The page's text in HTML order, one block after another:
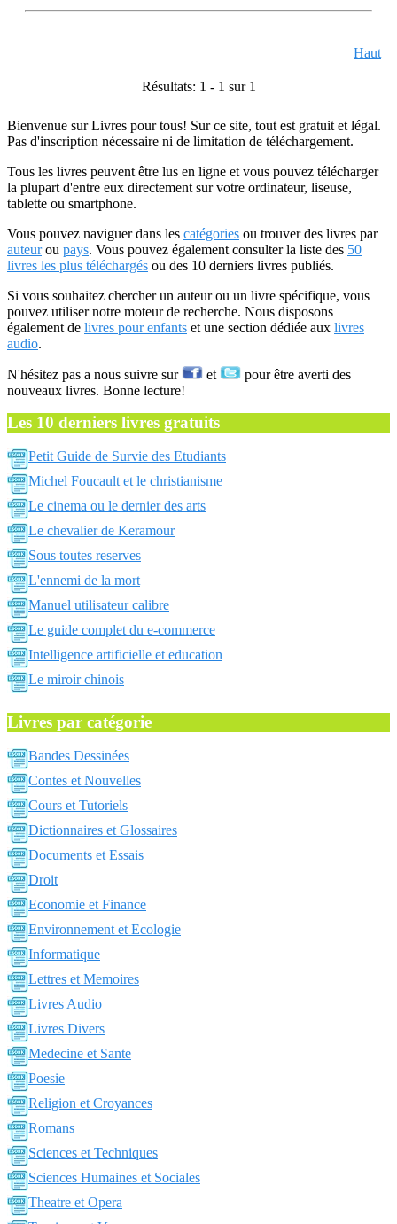
Haut
Résultats: 1 - 1 sur 1
Bienvenue sur Livres pour tous! Sur ce site, tout est gratuit et légal.
Pas d'inscription nécessaire ni de limitation de téléchargement.
Tous les livres peuvent être lus en ligne et vous pouvez télécharger
la plupart d'entre eux directement sur votre ordinateur, liseuse,
tablette ou smartphone.
Vous pouvez naviguer dans les catégories ou trouver des livres par
auteurou pays. Vous pouvez également consulter la liste des 50
livres les plus téléchargés ou des 10 derniers livres publiés.
Si vous souhaitez chercher un auteur ou un livre spécifique, vous
pouvez utiliser notre moteur de recherche. Nous disposons
également de livres pour enfants et une section dédiée aux livres
audio.
N'hésitez pas a nous suivre sur et
pour être averti des
nouveaux livres. Bonne lecture!
Les 10 derniers livres gratuits
Petit Guide de Survie des Etudiants
Michel Foucault et le christianisme
Le cinema ou le dernier des arts
Le chevalier de Keramour
Sous toutes reserves
L'ennemi de la mort
Manuel utilisateur calibre
Le guide complet du e-commerce
Intelligence artificielle et education
Le miroir chinois
Livres par catégorie
Bandes Dessinées
Contes et Nouvelles
Cours et Tutoriels
Dictionnaires et Glossaires
Documents et Essais
Droit
Economie et Finance
Environnement et Ecologie
Informatique
Lettres et Memoires
Livres Audio
Livres Divers
Medecine et Sante
Poesie
Religion et Croyances
Romans
Sciences et Techniques
Sciences Humaines et Sociales
Theatre et Opera